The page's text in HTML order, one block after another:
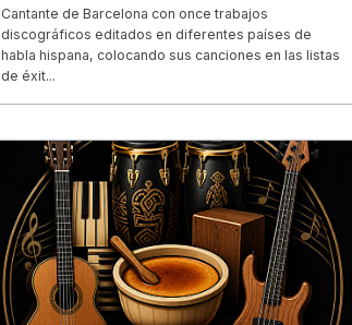
Cantante de Barcelona con once trabajos
discográficos editados en diferentes países de
habla hispana, colocando sus canciones en las listas
de éxit...